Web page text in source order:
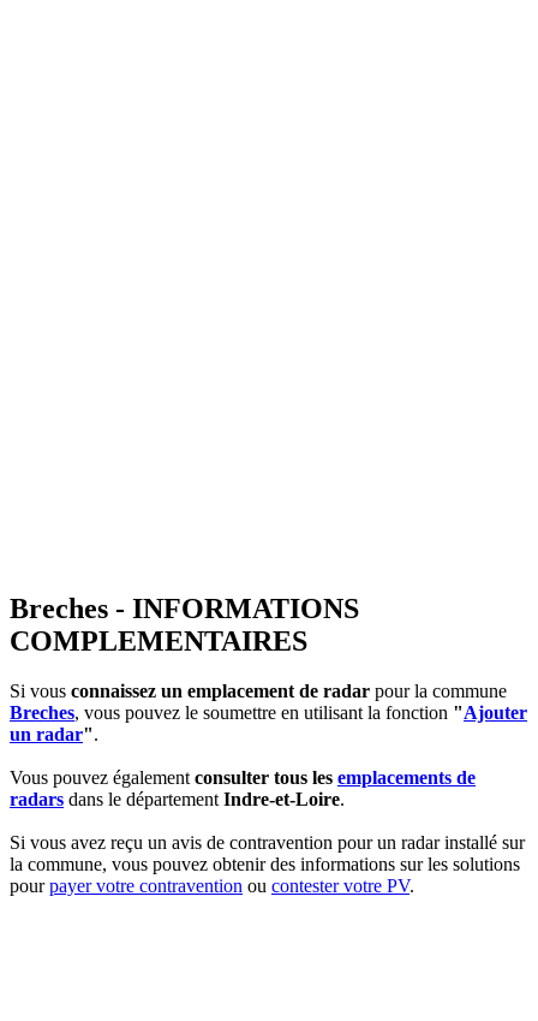
Breches - INFORMATIONS
COMPLEMENTAIRES
Si vous connaissez un emplacement de radar pour la commune
Breches, vous pouvez le soumettre en utilisant la fonction "Ajouter
un radar".
Vous pouvez égalementconsulter tous les emplacements de
radars dans le départementIndre-et-Loire.
Si vous avez reçu un avis de contravention pour un radar installé sur
la commune, vous pouvez obtenir des informations sur les solutions
pourpayer votre contravention ou contester votre PV.